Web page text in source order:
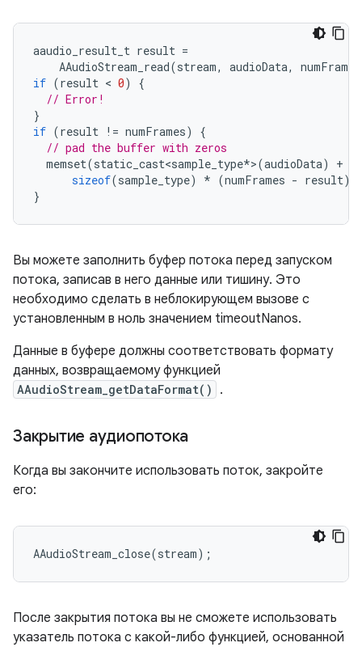
aaudio_result_t result =
AAudioStream_read(stream, audioData, numFrames
if (result < 0)
{
// Error!
}
if (result != numFrames)
{
// pad the buffer with zeros
memset(static_cast<sample_type*>(audioData) +
sizeof(sample_type) * (numFrames - result)
}
Вы можете заполнить буфер потока перед запуском
потока, записав в него данные или тишину. Это
необходимо сделать в неблокирующем вызове с
установленным в ноль значением timeoutNanos.
Данные в буфере должны соответствовать формату
данных, возвращаемому функцией
AAudioStream_getDataFormat() .
Закрытие аудиопотока
Когда вы закончите использовать поток, закройте
его:
AAudioStream_close(stream);
После закрытия потока вы не сможете использовать
указатель потока с какой-либо функцией, основанной